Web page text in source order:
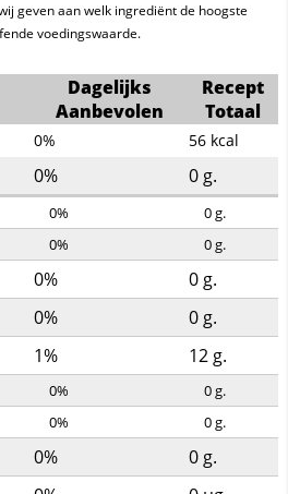
geven aan welk ingrediënt de hoogste
voedingswaarde.
Dagelijks
Aanbevolen
Recept
Totaal
0% 56 kcal
0% 0 g.
0% 0g.
0% 0g.
0% 0 g.
0% 0 g.
1% 12 g.
0% 0g.
0% 0g.
0% 0 g.